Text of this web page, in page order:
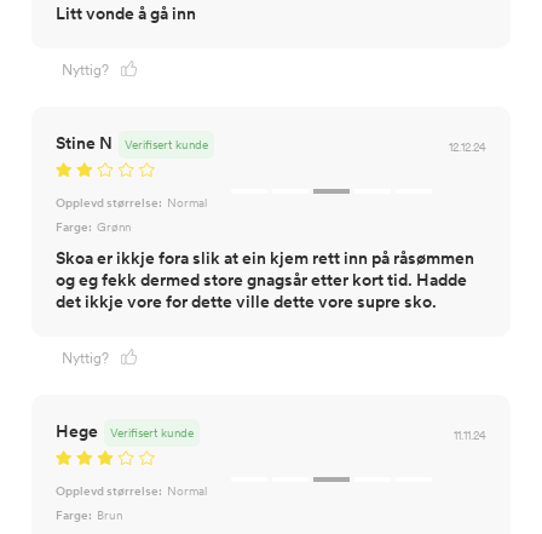
Litt vonde å gå inn
Nyttig?
Stine N 12.12.24
Verifisert kunde
Opplevd størrelse: Normal
Farge: Grønn
Skoa er ikkje fora slik at ein kjem rett inn på råsømmen
og eg fekk dermed store gnagsår etter kort tid. Hadde
det ikkje vore for dette ville dette vore supre sko.
Nyttig?
Hege 11.11.24
Verifisert kunde
Opplevd størrelse: Normal
Farge: Brun